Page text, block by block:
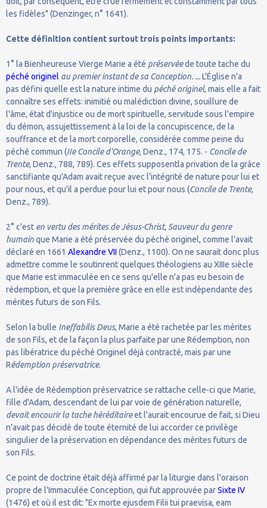
les fidèles" (Denzinger, n° 1641).
Cette définition contient surtout trois points importants:
1° la Bienheureuse Vierge Marie a été préservéede toute tache du
péché originel au premier instant de sa Conception. ...L'Église n'a
pas défini quelle est la nature intime du péché originel, mais elle a fait
connaître ses effets: inimitié ou malédiction divine, souillure de
l'âme, état d'injustice ou de mort spirituelle, servitude sous l'empire
du démon, assujettissement à la loi de la concupiscence, de la
souffrance et de la mort corporelle, considérée comme peine du
péché commun (IIe Concile d'Orange, Denz., 174, 175. - Concile de
Trente, Denz., 788, 789). Ces effets supposentla privation de la grâce
sanctifiante qu'Adam avait reçue avec l'intégrité de nature pour lui et
pour nous, et qu'il a perdue pour lui et pour nous (Concile de Trente,
Denz., 789).
2° c'est en vertu des mérites de Jésus-Christ, Sauveur du genre
humainque Marie a été préservée du péché originel, comme l'avait
déclaré en 1661 Alexandre VII(Denz., 1100). On ne saurait donc plus
admettre comme le soutinrent quelques théologiens au XIIIe siècle
que Marie est immaculée en ce sens qu'elle n'a pas eu besoin de
rédemption, et que la première grâce en elle est indépendante des
mérites futurs de son Fils.
Selon la bulle Ineffabilis Deus, Marie a été rachetée par les mérites
de son Fils, et de la façon la plus parfaite par une Rédemption, non
pas libératrice du péché Originel déjà contracté, mais par une
Rédemption préservatrice.
A l'idée de Rédemption préservatrice se rattache celle-ci que Marie,
fille d'Adam, descendant de lui par voie de génération naturelle,
devait encourir la tache héréditaireet l'aurait encourue de fait, si Dieu
n'avait pas décidé de toute éternité de lui accorder ce privilège
singulier de la préservation en dépendance des mérites futurs de
son Fils.
Ce point de doctrine était déjà affirmé par la liturgie dans l'oraison
propre de l'Immaculée Conception, qui fut approuvée parSixte IV
(1476) et où il est dit: "Ex morte ejusdem Filii tui praevisa, eam